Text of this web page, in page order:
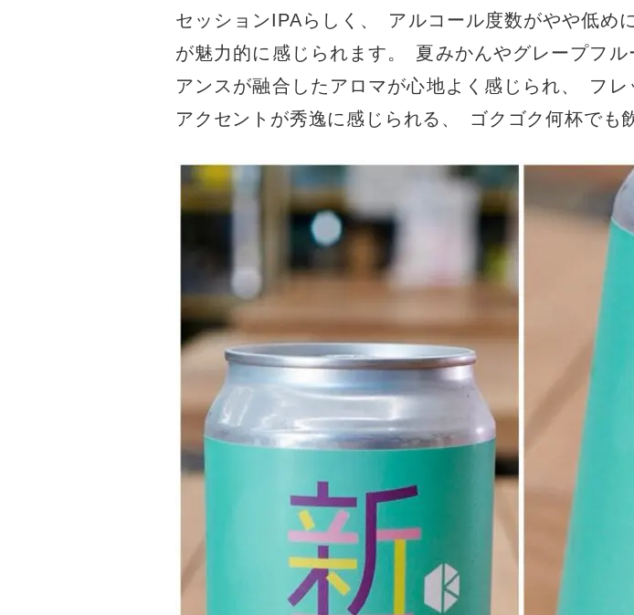
セッションIPAらしく 、 アルコール度数がやや低め
が魅力的に感じられます。
夏みかんやグレープフ
アンスが融合したアロマが心地よく感じられ、
フレ
アクセントが秀逸に感じられる 、 ゴクゴク何杯でも